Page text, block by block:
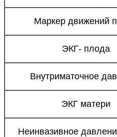
Маркер движений
ЭКГ- плода
Внутриматочное
ЭКГ матери
Неинвазивное